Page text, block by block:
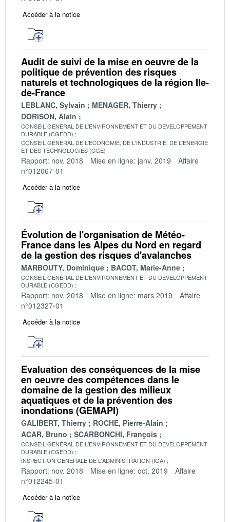
Accéder à la notice
Audit de suivi de la mise en oeuvre de la
politique de prévention des risques
naturels et technologiques de la région Ile-
de-France
LEBLANC, Sylvain
MENAGER, Thierry
DORISON, Alain
CONSEIL GENERAL DE L'ENVIRONNEMENT ET DU DEVELOPPEMENT
DURABLE (CGEDD)
CONSEIL GENERAL DE L'ECONOMIE, DE L'INDUSTRIE, DE L'ENERGIE
ET DES TECHNOLOGIES (CGE)
Rapport: nov. 2018 Mise en ligne: janv. 2019
Affaire
n°012067-01
Accéder à la notice
Évolution de l'organisation de Météo-
France dans les Alpes du Nord en regard
de la gestion des risques d'avalanches
MARBOUTY, Dominique BACOT, Marie-Anne
CONSEIL GENERAL DE L'ENVIRONNEMENT ET DU DEVELOPPEMENT
DURABLE (CGEDD)
Rapport: nov. 2018 Mise en ligne: mars 2019
Affaire
n°012327-01
Accéder à la notice
Evaluation des conséquences de la mise
en oeuvre des compétences dans le
domaine de la gestion des milieux
aquatiques et de la prévention des
inondations (GEMAPI)
GALIBERT, Thierry
ROCHE, Pierre-Alain
ACAR, Bruno
SCARBONCHI, François
CONSEIL GENERAL DE L'ENVIRONNEMENT ET DU DEVELOPPEMENT
DURABLE (CGEDD)
INSPECTION GENERALE DE L'ADMINISTRATION (IGA)
Rapport: nov. 2018 Mise en ligne: oct. 2019
Affaire
n°012245-01
Accéder à la notice